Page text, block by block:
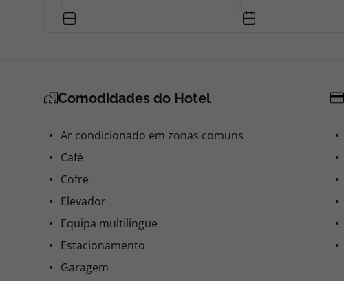
Comodidades do Hotel
Ar condicionado em zonas comuns
Café
Cofre
Elevador
Equipa multilingue
Estacionamento
Garagem